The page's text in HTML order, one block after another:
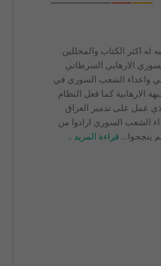
له اكثر الكتاب والمحللين
الارهابي السرطاني
واعداء الشعب السوري في
الارهابية كما فعل النظام
عمل على تدمير العراق
الشعب السوري ارادوا من
ينجحوا… قراءة المزيد ..